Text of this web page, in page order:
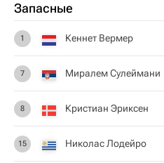
Запасные
1 Кеннет Вермер
7 Миралем Сулеймани
8 Кристиан Эриксен
15 Николас Лодейро